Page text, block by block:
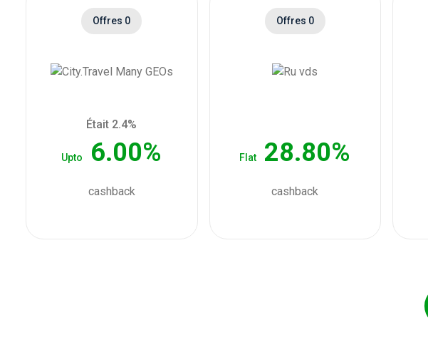
Offres 0
Était 2.4%
Upto 6.00%
cashback
Offres 0
Flat 28.80%
cashback